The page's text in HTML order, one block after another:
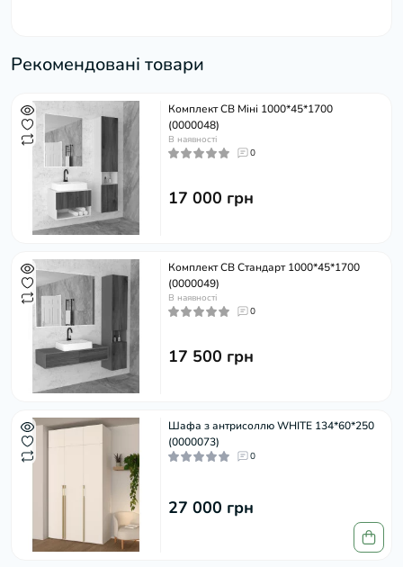
Рекомендовані товари
Комплект СВ Міні 1000*45*1700
(0000048)
В наявності
0
17 000 грн
Комплект СВ Стандарт 1000*45*1700
(0000049)
В наявності
0
17 500 грн
Шафа з антрисоллю WHITE 134*60*250
(0000073)
0
27 000 грн